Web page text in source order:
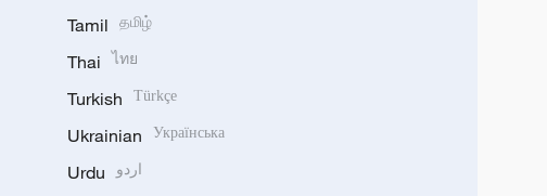
Tamil தமிழ்
Thai ไทย
Turkish Türkçe
Ukrainian Українська
Urdu اردو